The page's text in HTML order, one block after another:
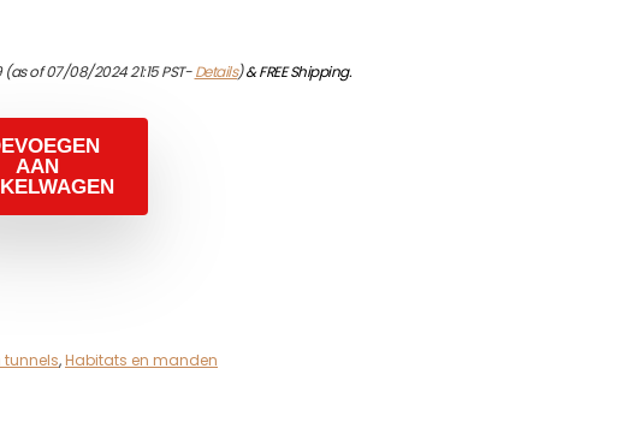
(as of 07/08/2024 21:15 PST-Details)&FREE Shipping.
AAN
tunnels, Habitats en manden